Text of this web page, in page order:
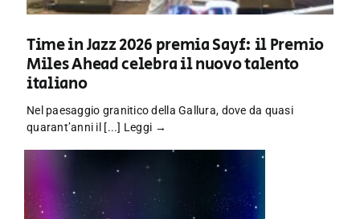
Time in Jazz 2026 premia Sayf: il Premio
Miles Ahead celebra il nuovo talento
italiano
Nel paesaggio granitico della Gallura, dove da quasi
quarant’anni il [...] Leggi →